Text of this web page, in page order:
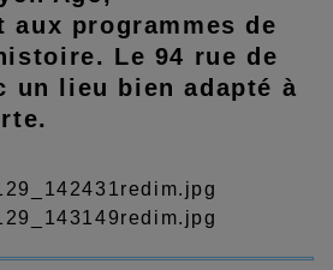
aux programmes de
Le 94 rue de
un lieu bien adapté à